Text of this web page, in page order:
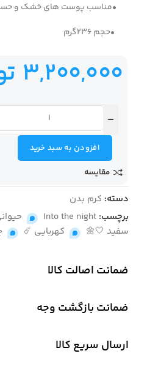
•مناسب پوست های خشک و
•حجم 236گرم
3,200,000
افزودن به سبد خرید
مقایسه
دسته: کرم بدن
برچسب: Into the night
,
سفید 🤍🌼
, کهربایی ☄️ ,
ضمانت اصالت کالا
ضمانت بازگشت وجه
ارسال سریع کالا